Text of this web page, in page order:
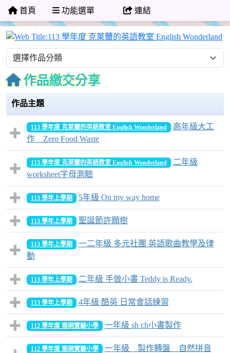
首頁 功能選單 連結
作品繳交分享
作品主題
113 學年度 克萊薾的英語教室 English Wonderland
高年級大工
作＿Zero Food Waste
113 學年度 克萊薾的英語教室 English Wonderland
二年級
worksheet字母測驗
113 學年上學期 5年級 On my way home
113 學年上學期 聖誕節許願樹
113 學年上學期
一二年級 多元社團 英語歌曲教學及律
動
113 學年上學期 二年級 手做小書 Teddy is Ready.
113 學年上學期 4年級 酷英 日常會話練習
112 學年度 猴硐實驗小學 一年級 sh ch小書製作
112 學年度 猴硐實驗小學
一年級 製作轉盤 自然拼音